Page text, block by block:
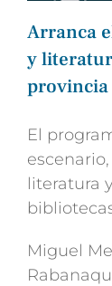
Arranca
y
provincia
El
literatura
Miguel